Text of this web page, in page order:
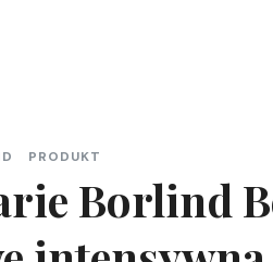
PRODUKT
Borlind